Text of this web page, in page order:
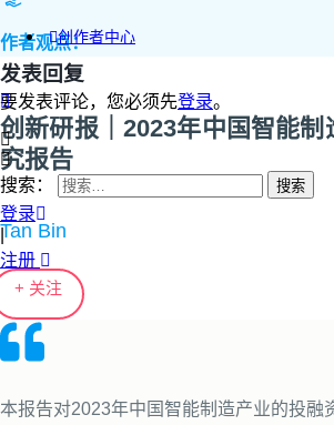
创作者中心
搜索：
登录
注册
作者观点：
发表回复
要发表评论，您必须先登录。
创新研报｜2023年中国智能制
究报告
Tan Bin
+ 关注
本报告对2023年中国智能制造产业的投融